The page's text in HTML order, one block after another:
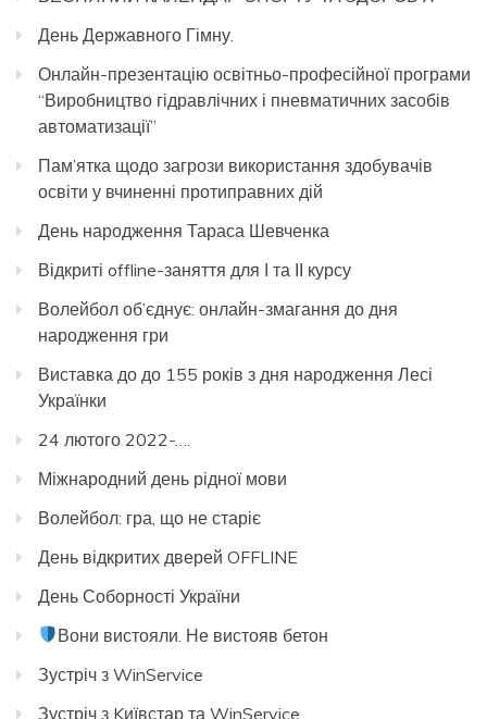
День Державного Гімну.
Онлайн-презентацію освітньо-професійної програми
“Виробництво гідравлічних і пневматичних засобів
автоматизації”
Пам’ятка щодо загрози використання здобувачів
освіти у вчиненні протиправних дій
День народження Тараса Шевченка
Відкриті offline-заняття для І та ІІ курсу
Волейбол об’єднує: онлайн-змагання до дня
народження гри
Виставка до до 155 років з дня народження Лесі
Українки
24 лютого 2022-….
Міжнародний день рідної мови
Волейбол: гра, що не старіє
День відкритих дверей OFFLINE
День Соборності України
Вони вистояли. Не вистояв бетон
Зустріч з WinService
Зустріч з Kиївстар та WinService